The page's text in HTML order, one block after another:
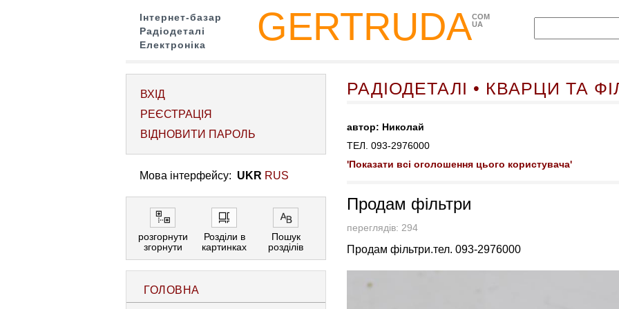
Інтернет-базар
Радіодеталі
Електроніка
GERTRUDACOM
UA
ВХІД
РЕЄСТРАЦІЯ
ВІДНОВИТИ ПАРОЛЬ
Мова інтерфейсу: UKR RUS
розгорнути
згорнути
Розділи в
картинках
Пошук
розділів
ГОЛОВНА
РАДІОДЕТАЛІ • КВАРЦИ ТА
автор: Николай
ТЕЛ. 093-2976000
'Показати всі оголошення цього користувача'
Продам фільтри
переглядів: 294
Продам фільтри.тел. 093-2976000